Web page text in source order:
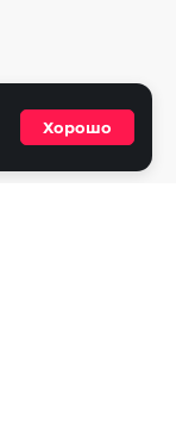
Хорошо